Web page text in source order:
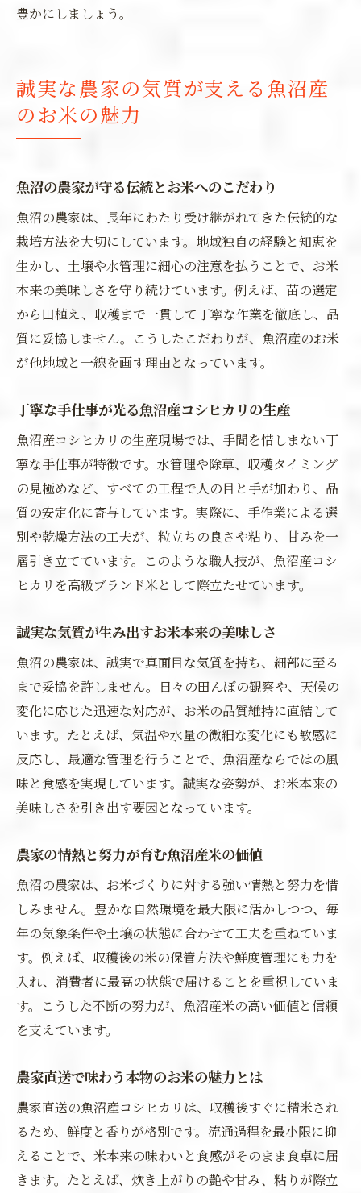
豊かにしましょう。
誠実な農家の気質が支える魚沼産
のお米の魅力
魚沼の農家が守る伝統とお米へのこだわり
魚沼の農家は、長年にわたり受け継がれてきた伝統的な
栽培方法を大切にしています。地域独自の経験と知恵を
生かし、土壌や水管理に細心の注意を払うことで、お米
本来の美味しさを守り続けています。例えば、苗の選定
から田植え、収穫まで一貫して丁寧な作業を徹底し、品
質に妥協しません。こうしたこだわりが、魚沼産のお米
が他地域と一線を画す理由となっています。
丁寧な手仕事が光る魚沼産コシヒカリの生産
魚沼産コシヒカリの生産現場では、手間を惜しまない丁
寧な手仕事が特徴です。水管理や除草、収穫タイミング
の見極めなど、すべての工程で人の目と手が加わり、品
質の安定化に寄与しています。実際に、手作業による選
別や乾燥方法の工夫が、粒立ちの良さや粘り、甘みを一
層引き立てています。このような職人技が、魚沼産コシ
ヒカリを高級ブランド米として際立たせています。
誠実な気質が生み出すお米本来の美味しさ
魚沼の農家は、誠実で真面目な気質を持ち、細部に至る
まで妥協を許しません。日々の田んぼの観察や、天候の
変化に応じた迅速な対応が、お米の品質維持に直結して
います。たとえば、気温や水量の微細な変化にも敏感に
反応し、最適な管理を行うことで、魚沼産ならではの風
味と食感を実現しています。誠実な姿勢が、お米本来の
美味しさを引き出す要因となっています。
農家の情熱と努力が育む魚沼産米の価値
魚沼の農家は、お米づくりに対する強い情熱と努力を惜
しみません。豊かな自然環境を最大限に活かしつつ、毎
年の気象条件や土壌の状態に合わせて工夫を重ねていま
す。例えば、収穫後の米の保管方法や鮮度管理にも力を
入れ、消費者に最高の状態で届けることを重視していま
す。こうした不断の努力が、魚沼産米の高い価値と信頼
を支えています。
農家直送で味わう本物のお米の魅力とは
農家直送の魚沼産コシヒカリは、収穫後すぐに精米され
るため、鮮度と香りが格別です。流通過程を最小限に抑
えることで、米本来の味わいと食感がそのまま食卓に届
きます。たとえば、炊き上がりの艶や甘み、粘りが際立